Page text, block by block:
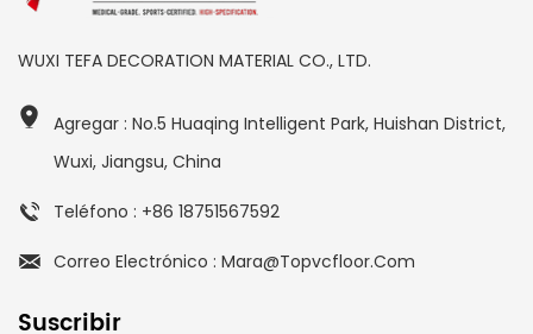
WUXI TEFA DECORATION MATERIAL CO., LTD.
Agregar : No.5 Huaqing Intelligent Park, Huishan District,
Wuxi, Jiangsu, China
Teléfono : +86 18751567592
Correo Electrónico : Mara@topvcfloor.com
Suscribir